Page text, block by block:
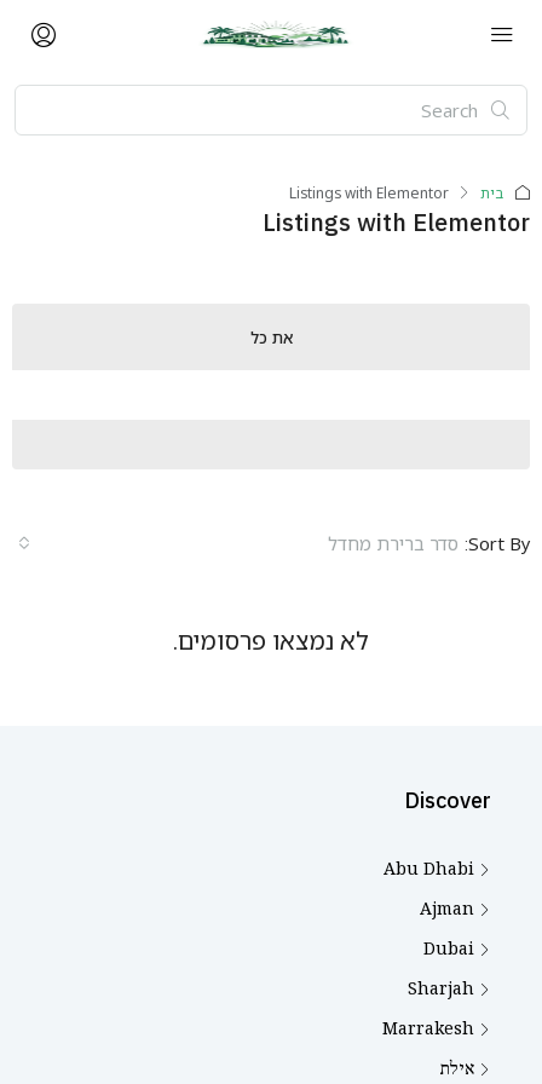
בית Listings with Elementor
Listings with Elementor
את כל
Sort By: סדר ברירת מחדל
לא נמצאו פרסומים.
Discover
Abu Dhabi
Ajman
Dubai
Sharjah
Marrakesh
אילת